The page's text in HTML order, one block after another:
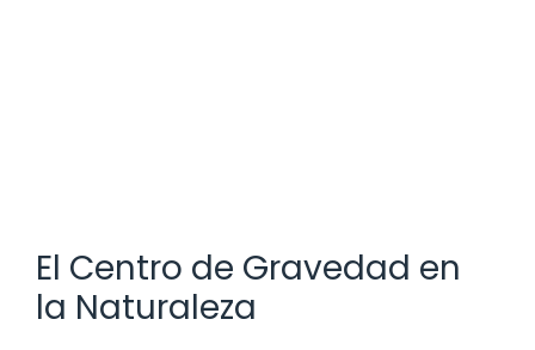
El Centro de Gravedad en
la Naturaleza